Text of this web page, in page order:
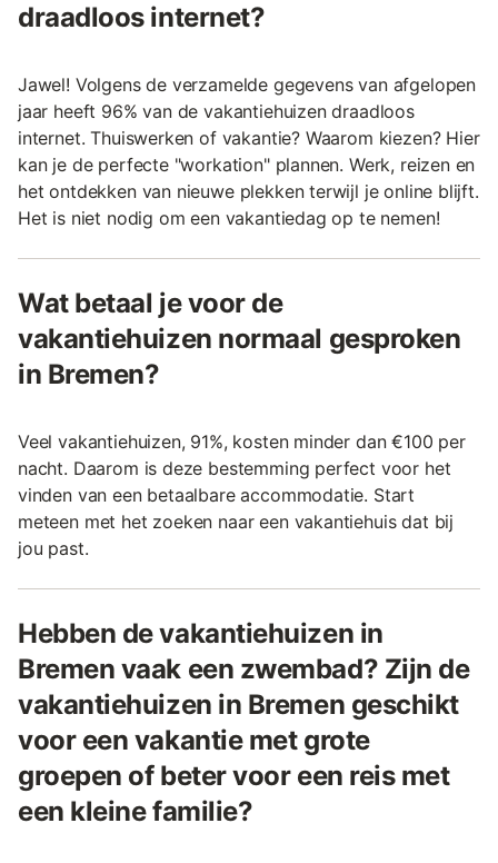
draadloos internet?
Jawel! Volgens de verzamelde gegevens van afgelopen
jaar heeft 96% van de vakantiehuizen draadloos
internet. Thuiswerken of vakantie? Waarom kiezen? Hier
kan je de perfecte "workation" plannen. Werk, reizen en
het ontdekken van nieuwe plekken terwijl je online blijft.
Het is niet nodig om een vakantiedag op te nemen!
Wat betaal je voor de
vakantiehuizen normaal gesproken
in Bremen?
Veel vakantiehuizen, 91%, kosten minder dan €100 per
nacht. Daarom is deze bestemming perfect voor het
vinden van een betaalbare accommodatie. Start
meteen met het zoeken naar een vakantiehuis dat bij
jou past.
Hebben de vakantiehuizen in
Bremen vaak een zwembad? Zijn de
vakantiehuizen in Bremen geschikt
voor een vakantie met grote
groepen of beter voor een reis met
een kleine familie?